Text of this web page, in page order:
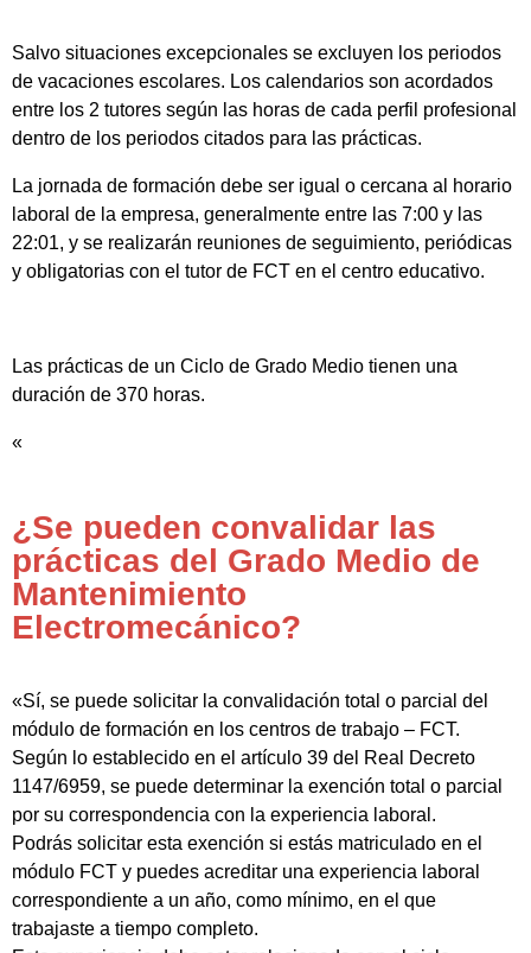
Salvo situaciones excepcionales se excluyen los periodos
de vacaciones escolares. Los calendarios son acordados
entre los 2 tutores según las horas de cada perfil profesional
dentro de los periodos citados para las prácticas.
La jornada de formación debe ser igual o cercana al horario
laboral de la empresa, generalmente entre las 7:00 y las
22:01, y se realizarán reuniones de seguimiento, periódicas
y obligatorias con el tutor de FCT en el centro educativo.
Las prácticas de un Ciclo de Grado Medio tienen una
duración de 370 horas.
«
¿Se pueden convalidar las
prácticas del Grado Medio de
Mantenimiento
Electromecánico?
«Sí, se puede solicitar la convalidación total o parcial del
módulo de formación en los centros de trabajo – FCT.
Según lo establecido en el artículo 39 del Real Decreto
1147/6959, se puede determinar la exención total o parcial
por su correspondencia con la experiencia laboral.
Podrás solicitar esta exención si estás matriculado en el
módulo FCT y puedes acreditar una experiencia laboral
correspondiente a un año, como mínimo, en el que
trabajaste a tiempo completo.